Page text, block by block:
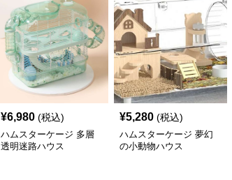
¥6,980 (税込)
ハムスターケージ 多層
透明迷路ハウス
¥5,280 (税込)
ハムスターケージ 夢幻
の小動物ハウス